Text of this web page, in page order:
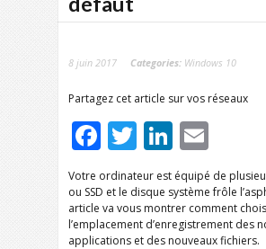
8 juin 2017 Categories: Windows 10
Partagez cet article sur vos réseaux
Facebook
Twitter
Votre ordinateur est équipé de
ou SSD et le disque système frôle
article va vous montrer comment
l’emplacement d’enregistrement des
applications et des nouveaux fichiers.